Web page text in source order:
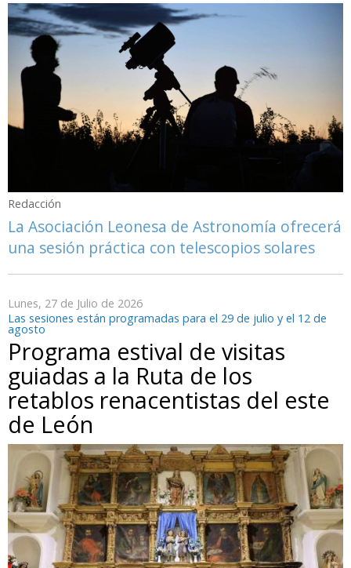
Redacción
La Asociación Leonesa de Astronomía ofrecerá
una sesión práctica con telescopios solares
Lunes, 27 de Julio de 2026
Las sesiones están programadas para el 29 de julio y el 12 de
agosto
Programa estival de visitas
guiadas a la Ruta de los
retablos renacentistas del este
de León